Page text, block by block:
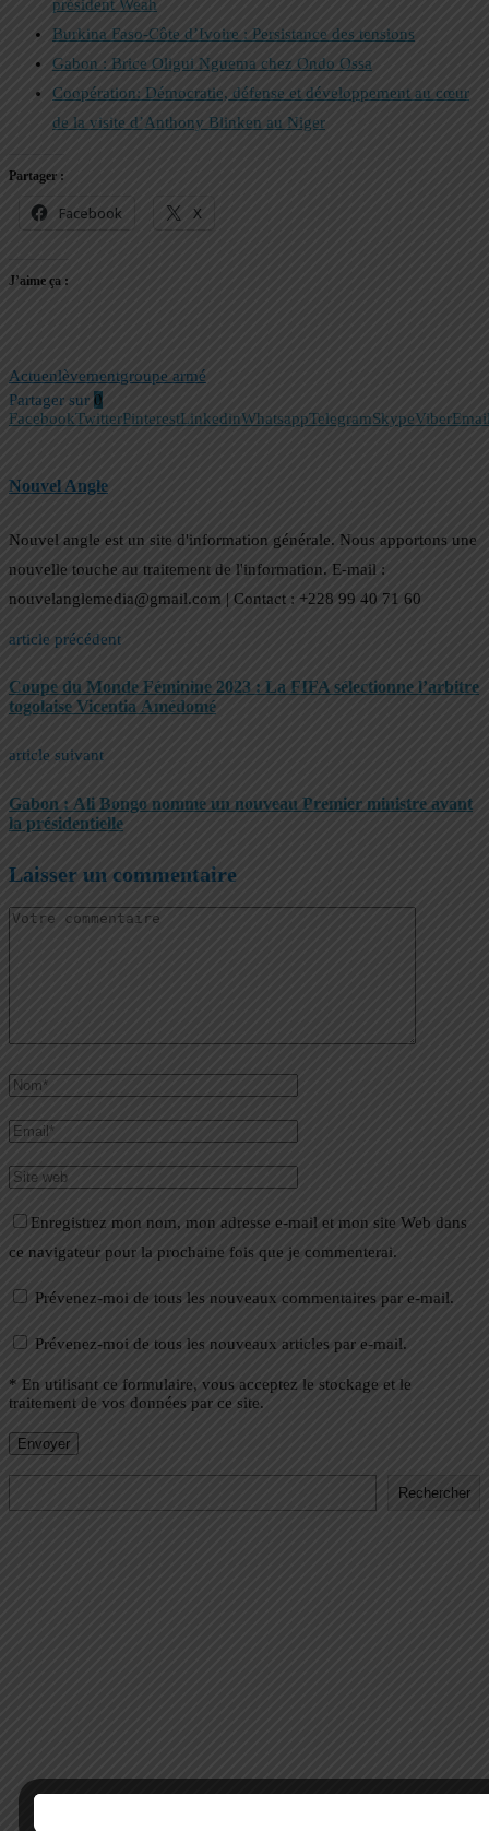
président Weah
Burkina Faso-Côte d’Ivoire : Persistance des tensions
Gabon : Brice Oligui Nguema chez Ondo Ossa
Coopération: Démocratie, défense et développement au cœur
de la visite d’Anthony Blinken au Niger
Partager :
Facebook X
J’aime ça :
Actuenlèvementgroupe armé
Partager sur 0
FacebookTwitterPinterestLinkedinWhatsappTelegramSkypeViber
Nouvel Angle
Nouvel angle est un site d'information générale. Nous apportons une
nouvelle touche au traitement de l'information. E-mail :
nouvelanglemedia@gmail.com | Contact : +228 99 40 71 60
article précédent
Coupe du Monde Féminine 2023 : La FIFA sélectionne l’arbitre
togolaise Vicentia Amédomé
article suivant
Gabon : Ali Bongo nomme un nouveau Premier ministre avant
la présidentielle
Laisser un commentaire
Enregistrez mon nom, mon adresse e-mail et mon site Web dans
ce navigateur pour la prochaine fois que je commenterai.
Prévenez-moi de tous les nouveaux commentaires par e-mail.
Prévenez-moi de tous les nouveaux articles par e-mail.
* En utilisant ce formulaire, vous acceptez le stockage et le
traitement de vos données par ce site.
Rechercher